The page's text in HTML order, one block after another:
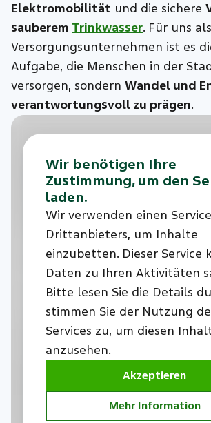
Elektromobilität und die sichere
sauberem Trinkwasser. Für uns als
Versorgungsunternehmen ist es
Aufgabe, die Menschen in der
versorgen, sondernWandel und
verantwortungsvoll zu prägen.
Wir benötigen Ihre
Zustimmung, um den
laden.
Wir verwenden einen
Drittanbieters, um Inhalte
einzubetten. Dieser Service
Daten zu Ihren Aktivitäten
Bitte lesen Sie die Details
stimmen Sie der Nutzung
Services zu, um diesen
anzusehen.
Akzeptieren
Mehr Information